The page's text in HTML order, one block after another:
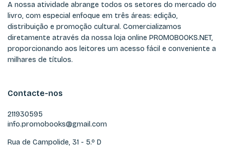
A nossa atividade abrange todos os setores do mercado do
livro, com especial enfoque em três áreas: edição,
distribuição e promoção cultural. Comercializamos
diretamente através da nossa loja online PROMOBOOKS.NET,
proporcionando aos leitores um acesso fácil e conveniente a
milhares de títulos.
Contacte-nos
211930595
info.promobooks@gmail.com
Rua de Campolide, 31 - 5.º D